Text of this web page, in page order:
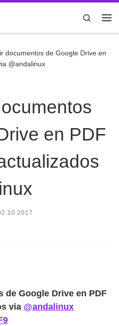
Search
documentos de Google Drive en
@andalinux
en PDF
de Google Drive en PDF
via @andalinux